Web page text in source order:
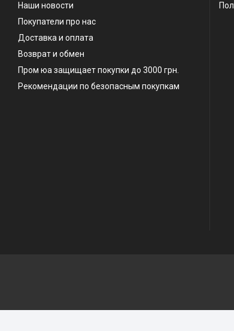
Наши новости
Покупатели про нас
Доставка и оплата
Возврат и обмен
Пром юа защищает покупки до 3000 грн.
Рекомендации по безопасным покупкам